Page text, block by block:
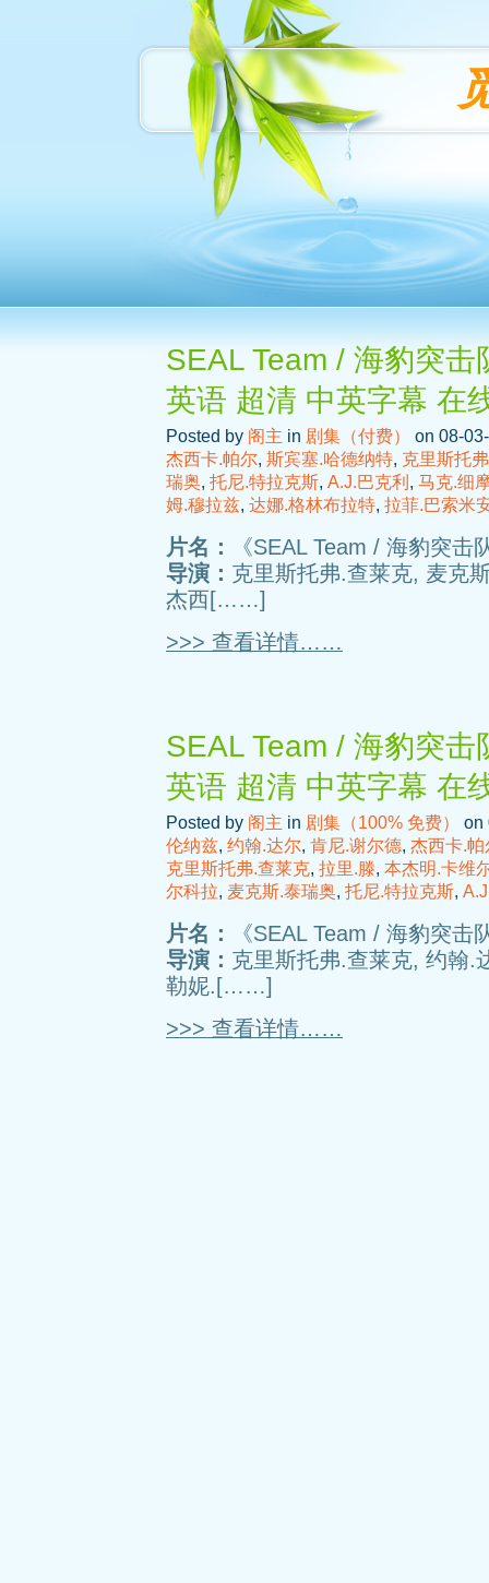
SEAL Team / 海豹突
英语 超清 中英字幕 在
Posted by 阁主 in 剧集（付费）
on 08-
杰西卡.帕尔, 斯宾塞.哈德纳特, 克里斯托
瑞奥, 托尼.特拉克斯, A.J.巴克利 , 马克.细
姆.穆拉兹, 达娜.格林布拉特, 拉菲.巴索米
片名：
《SEAL Team / 海豹突击
导演： 克里斯托弗.查莱克, 麦克
杰西[……]
>>> 查看详情……
SEAL Team / 海豹突
英语 超清 中英字幕 在
Posted by 阁主 in 剧集（100% 免费）
on
伦纳兹, 约翰.达尔, 肯尼.谢尔德, 杰西卡.帕
克里斯托弗.查莱克, 拉里.滕, 本杰明.卡维
尔科拉, 麦克斯.泰瑞奥, 托尼.特拉克斯,
片名：
《SEAL Team / 海豹突击
导演： 克里斯托弗.查莱克, 约翰.
勒妮.[……]
>>> 查看详情……